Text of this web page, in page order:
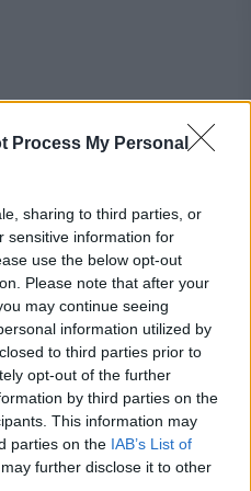
Process My Personal
sharing to third parties, or
sensitive information for
use the below opt-out
Please note that after your
may continue seeing
information utilized by
to third parties prior to
opt-out of the further
by third parties on the
This information may
parties on the IAB’s List of
further disclose it to other
noastre
Product Safety